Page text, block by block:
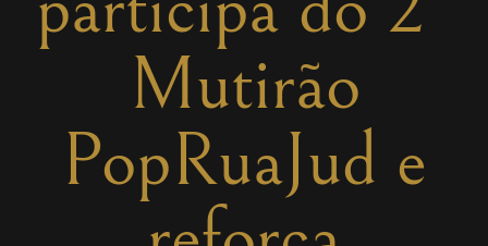
Mutirão
PopRuaJud e